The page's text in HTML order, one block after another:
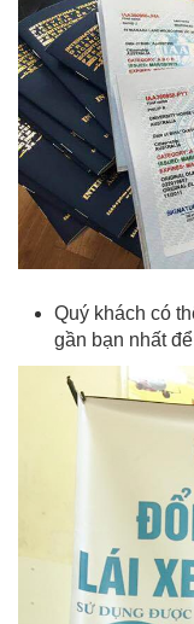
Quý khách có
gần bạn nhất